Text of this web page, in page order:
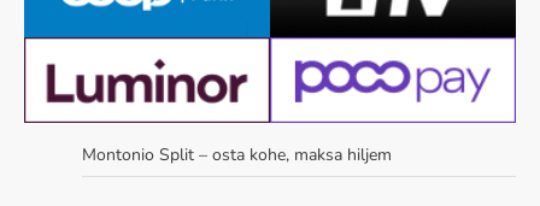
Montonio Split – osta kohe, maksa hiljem